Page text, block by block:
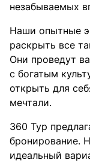
незабываемых
Наши опытные
раскрыть все
Они проведут
с богатым
открыть для
мечтали.
360 Тур
бронирование.
идеальный